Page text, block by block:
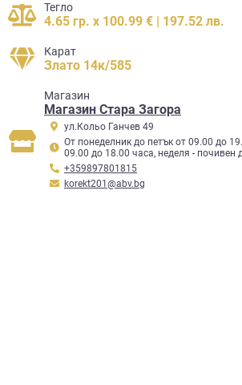
Тегло
4.65 гр. x 100.99 € | 197.52 лв.
Карат
Злато 14к/585
Mагазин
Магазин Стара Загора
ул.Кольо Ганчев 49
От понеделник до петък от 09.00 до
09.00 до 18.00 часа, неделя - почивен
+359897801815
korekt201@abv.bg